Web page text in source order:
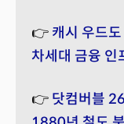
👉 캐시 우드
차세대 금융 인
👉 닷컴버블